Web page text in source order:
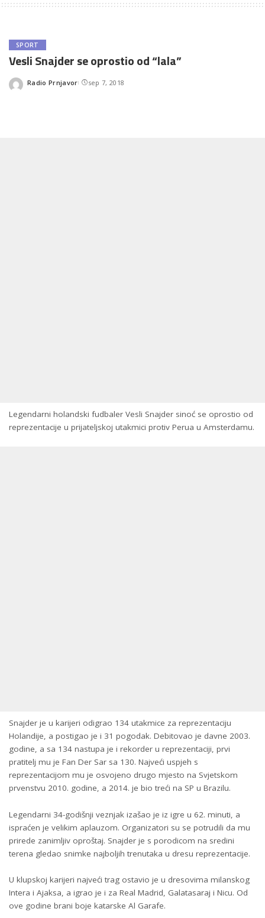
SPORT
Vesli Snajder se oprostio od “lala”
Posted
Radio Prnjavor sep 7, 2018
Legendarni holandski fudbaler Vesli Snajder sinoć se oprostio od
reprezentacije u prijateljskoj utakmici protiv Perua u Amsterdamu.
Snajder je u karijeri odigrao 134 utakmice za reprezentaciju
Holandije, a postigao je i 31 pogodak. Debitovao je davne 2003.
godine, a sa 134 nastupa je i rekorder u reprezentaciji, prvi
pratitelj mu je Fan Der Sar sa 130. Najveći uspjeh s
reprezentacijom mu je osvojeno drugo mjesto na Svjetskom
prvenstvu 2010. godine, a 2014. je bio treći na SP u Brazilu.
Legendarni 34-godišnji veznjak izašao je iz igre u 62. minuti, a
ispraćen je velikim aplauzom. Organizatori su se potrudili da mu
prirede zanimljiv oproštaj. Snajder je s porodicom na sredini
terena gledao snimke najboljih trenutaka u dresu reprezentacije.
U klupskoj karijeri najveći trag ostavio je u dresovima milanskog
Intera i Ajaksa, a igrao je i za Real Madrid, Galatasaraj i Nicu. Od
ove godine brani boje katarske Al Garafe.